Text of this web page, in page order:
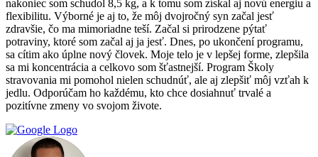
nakoniec som schudol 8,5 kg, a k tomu som získal aj novú energiu a
flexibilitu. Výborné je aj to, že môj dvojročný syn začal jesť
zdravšie, čo ma mimoriadne teší. Začal si prirodzene pýtať
potraviny, ktoré som začal aj ja jesť. Dnes, po ukončení programu,
sa cítim ako úplne nový človek. Moje telo je v lepšej forme, zlepšila
sa mi koncentrácia a celkovo som šťastnejší. Program Školy
stravovania mi pomohol nielen schudnúť, ale aj zlepšiť môj vzťah k
jedlu. Odporúčam ho každému, kto chce dosiahnuť trvalé a
pozitívne zmeny vo svojom živote.